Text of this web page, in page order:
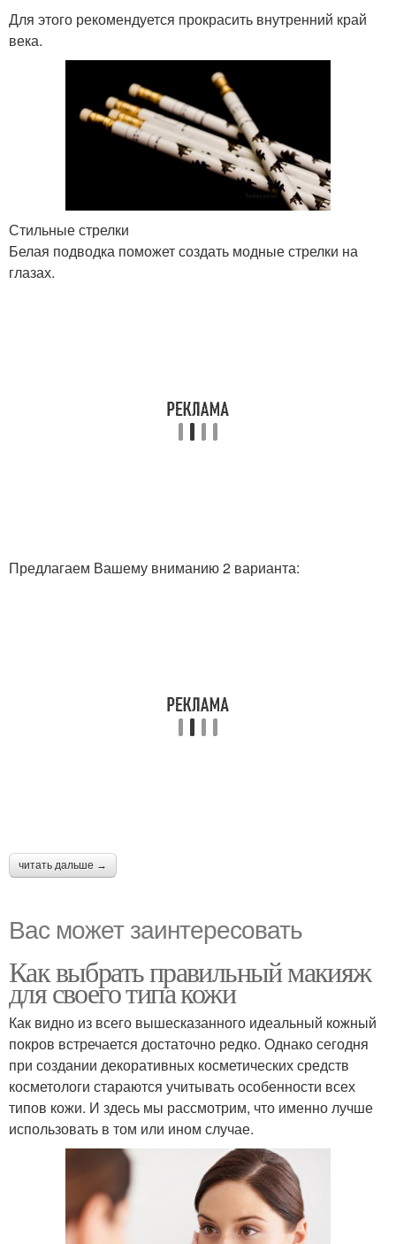
Для этого рекомендуется прокрасить внутренний край
века.
Стильные стрелки
Белая подводка поможет создать модные стрелки на
глазах.
Предлагаем Вашему вниманию 2 варианта:
читать дальше →
Вас может заинтересовать
Как выбрать правильный макияж
для своего типа кожи
Как видно из всего вышесказанного идеальный кожный
покров встречается достаточно редко. Однако сегодня
при создании декоративных косметических средств
косметологи стараются учитывать особенности всех
типов кожи. И здесь мы рассмотрим, что именно лучше
использовать в том или ином случае.